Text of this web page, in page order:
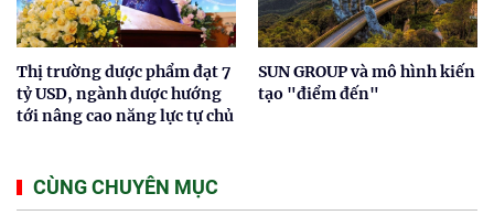
Thị trường dược phẩm đạt 7
tỷ USD, ngành dược hướng
tới nâng cao năng lực tự chủ
SUN GROUP và mô hình kiến
tạo "điểm đến"
CÙNG CHUYÊN MỤC